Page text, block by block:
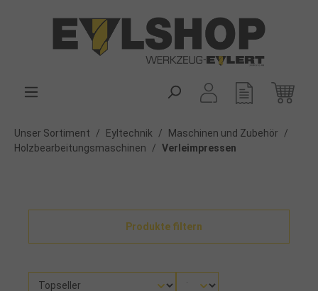
Unser Sortiment / Eyltechnik / Maschinen und Zubehör
/
Holzbearbeitungsmaschinen
/ Verleimpressen
Produkte filtern